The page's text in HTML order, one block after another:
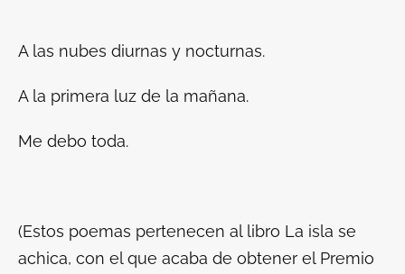
A las nubes diurnas y nocturnas.
A la primera luz de la mañana.
Me debo toda.
(Estos poemas pertenecen al libro La isla se
achica, con el que acaba de obtener el Premio